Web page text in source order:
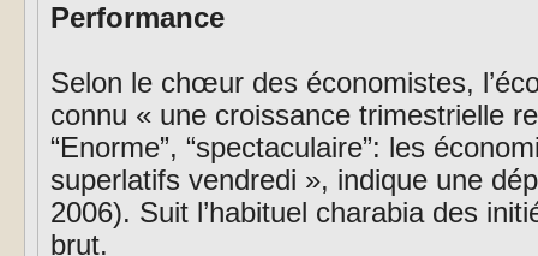
Performance
Selon le chœur des économistes,
connu « une croissance trimestrielle
“Enorme”, “spectaculaire”: les
superlatifs vendredi », indique une
2006). Suit l’habituel charabia des
brut.